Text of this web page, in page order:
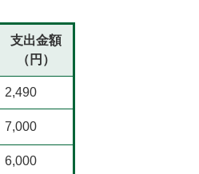
支出金額
（円）
2,490
7,000
6,000